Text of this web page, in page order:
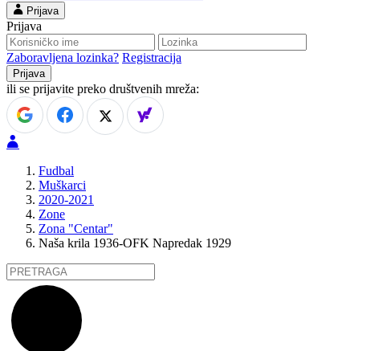
Prijava
Prijava
Zaboravljena lozinka? Registracija
ili se prijavite preko društvenih mreža:
Fudbal
Muškarci
2020-2021
Zone
Zona "Centar"
Naša krila 1936-OFK Napredak 1929